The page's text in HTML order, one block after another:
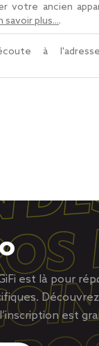
votre ancien
savoir plus....
à
est là pour
est